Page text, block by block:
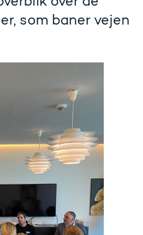
som baner vejen